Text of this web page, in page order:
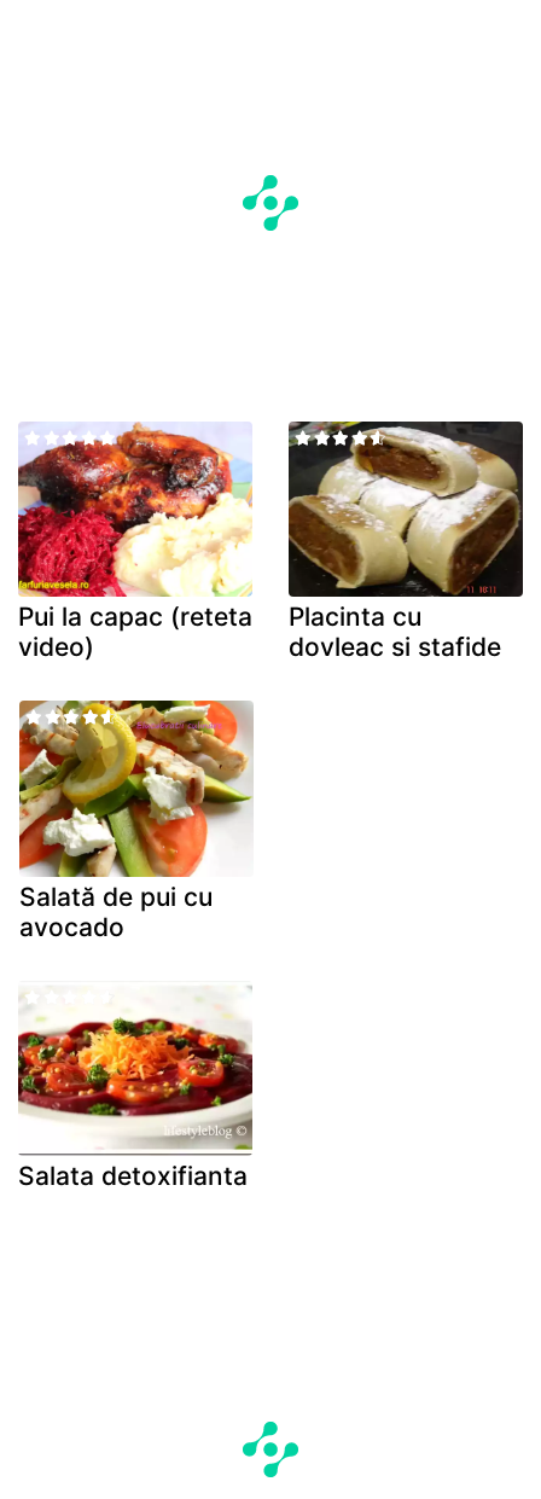
Pui la capac (reteta
video)
Placinta cu
dovleac si stafide
Salată de pui cu
avocado
Salata detoxifianta